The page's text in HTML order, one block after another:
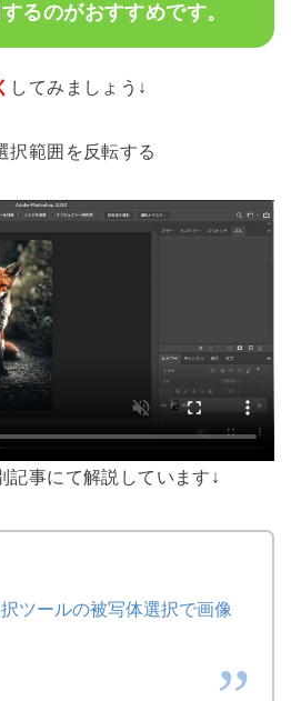
るのがおすすめです。
してみましょう↓
範囲を反転する
記事にて解説しています↓
ツールの被写体選択で画像